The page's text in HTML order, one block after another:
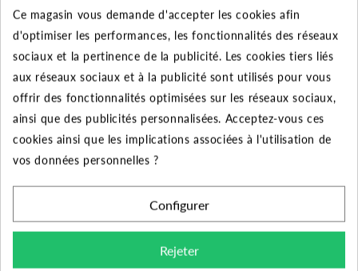
HMT
43 40 37.5 35 32.5 29
CARACTÉRISTIQUES GÉNÉRALES
Utilisateurs
Domestique et
Pompe immergée 6" SBA 3-
45AW
GRUNDFOS
Ce magasin vous demande d'accepter les cookies afin
d'optimiser les performances, les fonctionnalités des réseaux
sociaux et la pertinence de la publicité. Les cookies tiers liés
aux réseaux sociaux et à la publicité sont utilisés pour vous
offrir des fonctionnalités optimisées sur les réseaux sociaux,
ainsi que des publicités personnalisées. Acceptez-vous ces
cookies ainsi que les implications associées à l'utilisation de
vos données personnelles ?
Configurer
Rejeter